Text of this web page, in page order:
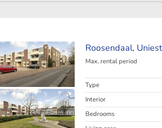
Roosendaal,
Max. rental period
Type
Interior
Bedrooms